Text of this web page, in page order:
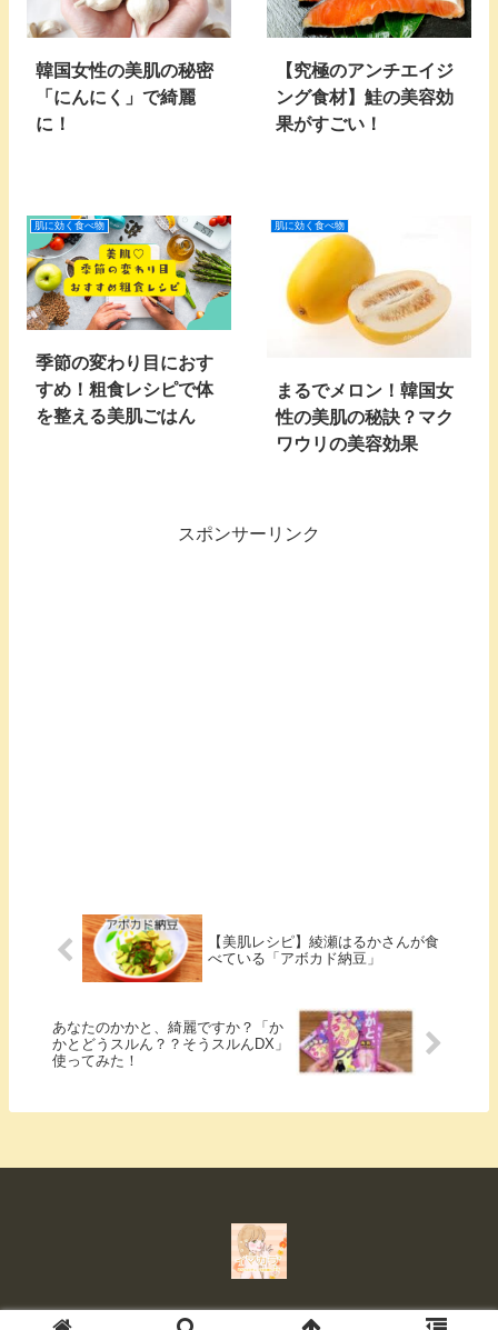
韓国女性の美肌の秘密
「にんにく」で綺麗
に！
【究極のアンチエイジ
ング食材】鮭の美容効
果がすごい！
肌に効く食べ物
季節の変わり目におす
すめ！粗食レシピで体
を整える美肌ごはん
肌に効く食べ物
まるでメロン！韓国女
性の美肌の秘訣？マク
ワウリの美容効果
スポンサーリンク
【美肌レシピ】綾瀬はるかさんが食
べている「アボカド納豆」
あなたのかかと、綺麗ですか？「か
かとどうスルん？？そうスルんDX」
使ってみた！